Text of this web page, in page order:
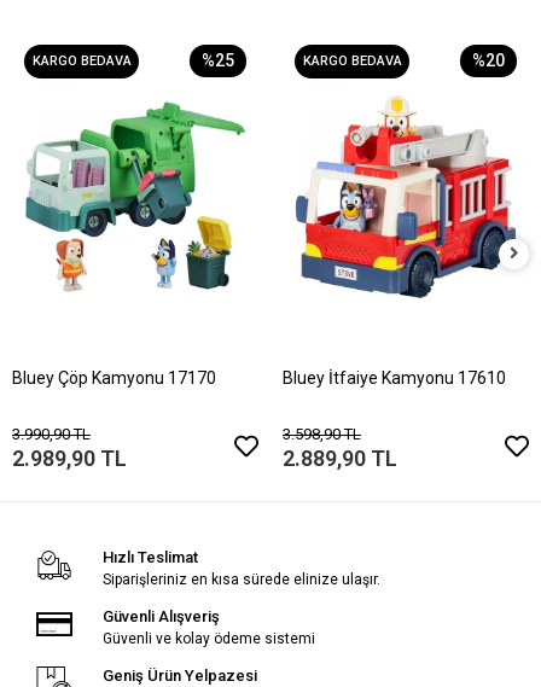
KARGO BEDAVA %25
Bluey Çöp Kamyonu 17170
3.990,90 TL
2.989,90 TL
KARGO BEDAVA %20
Bluey İtfaiye Kamyonu 17610
3.598,90 TL
2.889,90 TL
Hızlı Teslimat
Siparişleriniz en kısa sürede elinize ulaşır.
Güvenli Alışveriş
Güvenli ve kolay ödeme sistemi
Geniş Ürün Yelpazesi